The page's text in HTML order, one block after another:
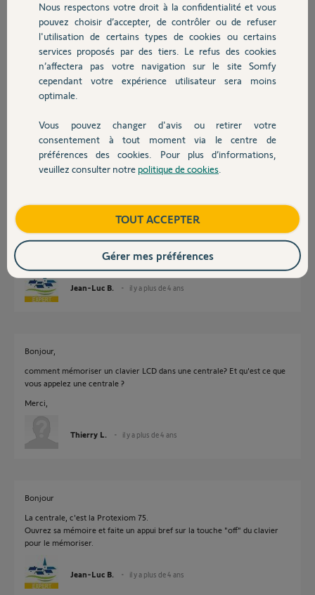
Chauffage
Autres produits
Devis avec un pro
Contact
Merci d'avance de votre aide,
Thierry
Thierry L.
il y a plus de 4 ans
Participer au fil de discussion
Réponses
Bonjour
Avez-vous mémorisé le clavier dans la centrale ?
Il n'y a pas de lien entre une télécommande alarme et le clavier !
Jean-Luc B. il y a plus de 4 ans
Bonjour,
comment mémoriser un clavier LCD dans une centrale? Et qu'est ce que
vous appelez une centrale ?
Merci,
Thierry L. il y a plus de 4 ans
Bonjour
La centrale, c'est la Protexiom 75.
Ouvrez sa mémoire et faite un appui bref sur la touche "off" du clavier
pour le mémoriser.
Jean-Luc B. il y a plus de 4 ans
Nous respectons votre droit à la confidentialité et vous
pouvez choisir d’accepter, de contrôler ou de refuser
l'utilisation de certains types de cookies ou certains
services proposés par des tiers. Le refus des cookies
n’affectera pas votre navigation sur le site Somfy
cependant votre expérience utilisateur sera moins
optimale.
Vous pouvez changer d'avis ou retirer votre
consentement à tout moment via le centre de
préférences des cookies. Pour plus d’informations,
veuillez consulter notre politique de cookies
TOUT ACCEPTER
Gérer mes préférences